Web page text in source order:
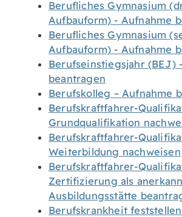
Berufliches Gymnasium
Aufbauform) - Aufnahme
Berufliches Gymnasium
Aufbauform) - Aufnahme
Berufseinstiegsjahr (BEJ)
beantragen
Berufskolleg – Aufnahme
Berufskraftfahrer-
Grundqualifikation
Berufskraftfahrer-
Weiterbildung nachweisen
Berufskraftfahrer-
Zertifizierung als
Ausbildungsstätte
Berufskrankheit